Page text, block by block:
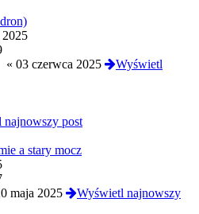
2025
« 03 czerwca 2025
Wyświetl
najnowszy post
a stary mocz
maja 2025
Wyświetl najnowszy